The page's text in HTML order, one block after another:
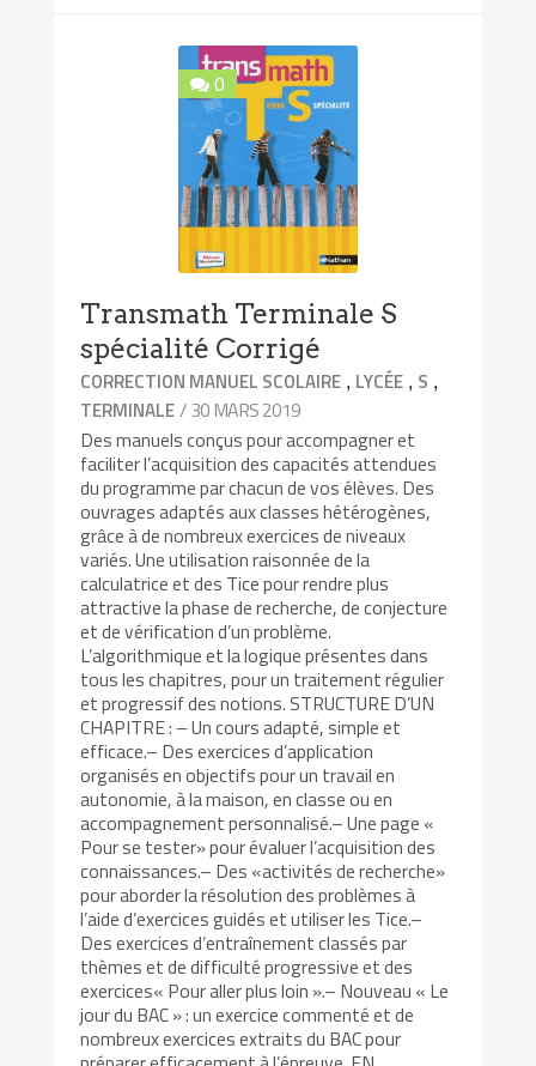
0
Transmath Terminale S
spécialité Corrigé
CORRECTION MANUEL SCOLAIRE , LYCÉE , S ,
TERMINALE/ 30 MARS 2019
Des manuels conçus pour accompagner et
faciliter l’acquisition des capacités attendues
du programme par chacun de vos élèves. Des
ouvrages adaptés aux classes hétérogènes,
grâce à de nombreux exercices de niveaux
variés. Une utilisation raisonnée de la
calculatrice et des Tice pour rendre plus
attractive la phase de recherche, de conjecture
et de vérification d’un problème.
L’algorithmique et la logique présentes dans
tous les chapitres, pour un traitement régulier
et progressif des notions. STRUCTURE D’UN
CHAPITRE : – Un cours adapté, simple et
efficace.– Des exercices d’application
organisés en objectifs pour un travail en
autonomie, à la maison, en classe ou en
accompagnement personnalisé.– Une page «
Pour se tester» pour évaluer l’acquisition des
connaissances.– Des «activités de recherche»
pour aborder la résolution des problèmes à
l’aide d’exercices guidés et utiliser les Tice.–
Des exercices d’entraînement classés par
thèmes et de difficulté progressive et des
exercices« Pour aller plus loin ».– Nouveau « Le
jour du BAC » : un exercice commenté et de
nombreux exercices extraits du BAC pour